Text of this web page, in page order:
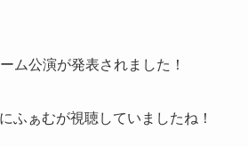
ム公演が発表されました！
ふぁむが視聴していましたね！